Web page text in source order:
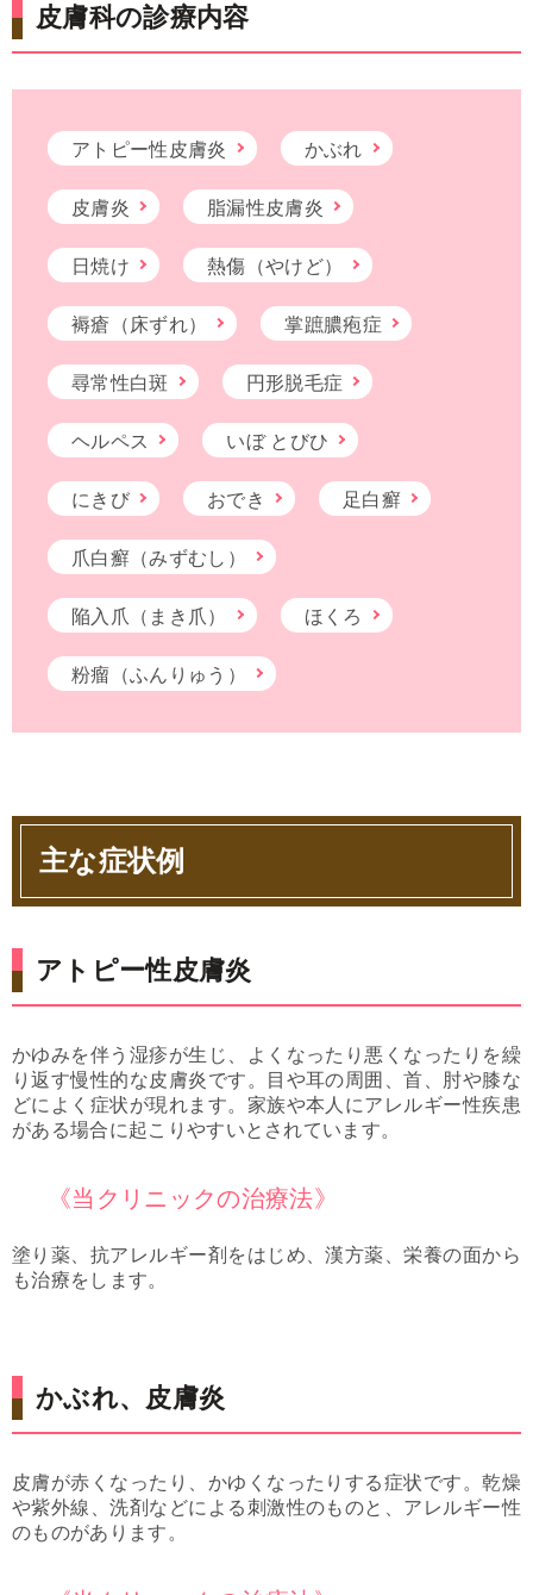
皮膚科の診療内容
アトピー性皮膚炎 かぶれ
皮膚炎 脂漏性皮膚炎
日焼け 熱傷（やけど）
褥瘡（床ずれ） 掌蹠膿疱症
尋常性白斑 円形脱毛症
ヘルペス いぼ とびひ
にきび おでき 足白癬
爪白癬（みずむし）
陥入爪（まき爪） ほくろ
粉瘤（ふんりゅう）
主な症状例
アトピー性皮膚炎
かゆみを伴う湿疹が生じ、よくなったり悪くなったりを繰
り返す慢性的な皮膚炎です。目や耳の周囲、首、肘や膝な
どによく症状が現れます。家族や本人にアレルギー性疾患
がある場合に起こりやすいとされています。
《当クリニックの治療法》
塗り薬、抗アレルギー剤をはじめ、漢方薬、栄養の面から
も治療をします。
かぶれ、皮膚炎
皮膚が赤くなったり、かゆくなったりする症状です。乾燥
や紫外線、洗剤などによる刺激性のものと、アレルギー性
のものがあります。